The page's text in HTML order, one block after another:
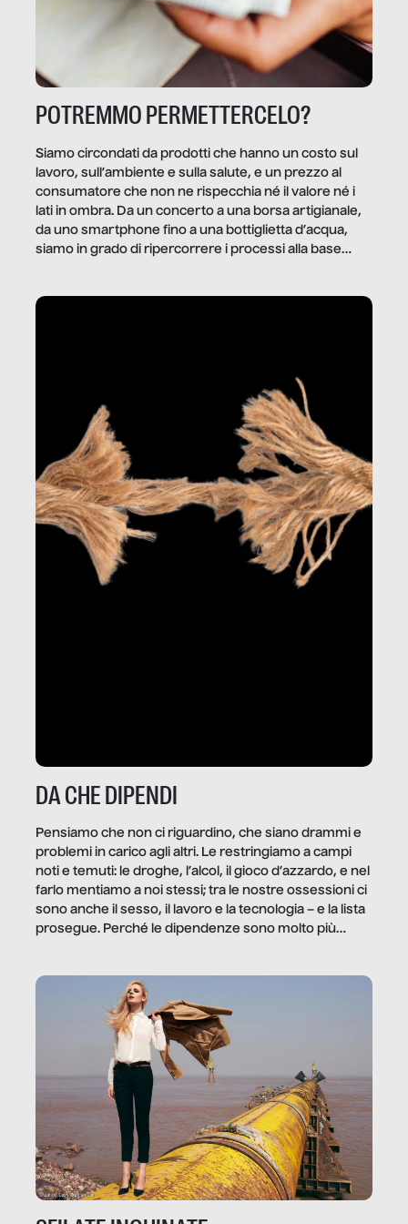
POTREMMO PERMETTERCELO?
Siamo circondati da prodotti che hanno un costo sul
lavoro, sull’ambiente e sulla salute, e un prezzo al
consumatore che non ne rispecchia né il valore né i
lati in ombra. Da un concerto a una borsa artigianale,
da uno smartphone fino a una bottiglietta d’acqua,
siamo in grado di ripercorrere i processi alla base
dietro gli oggetti e i servizi che fanno la nostra vita
DA CHE DIPENDI
Pensiamo che non ci riguardino, che siano drammi e
problemi in carico agli altri. Le restringiamo a campi
noti e temuti: le droghe, l’alcol, il gioco d’azzardo, e nel
farlo mentiamo a noi stessi; tra le nostre ossessioni ci
sono anche il sesso, il lavoro e la tecnologia – e la lista
prosegue. Perché le dipendenze sono molto più
trae un guadagno. In questo reportage vediamo
quale e come.